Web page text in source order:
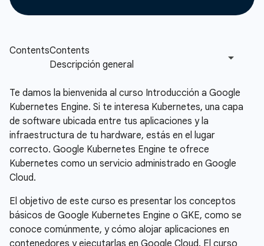
Te damos la bienvenida al curso Introducción a Google
Kubernetes Engine. Si te interesa Kubernetes, una capa
de software ubicada entre tus aplicaciones y la
infraestructura de tu hardware, estás en el lugar
correcto. Google Kubernetes Engine te ofrece
Kubernetes como un servicio administrado en Google
Cloud.
El objetivo de este curso es presentar los conceptos
básicos de Google Kubernetes Engine o GKE, como se
conoce comúnmente, y cómo alojar aplicaciones en
contenedores y ejecutarlas en Google Cloud. El curso